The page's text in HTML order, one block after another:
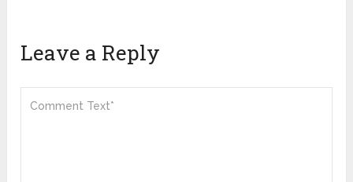
Leave a Reply